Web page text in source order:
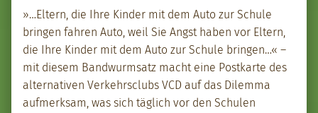
»…Eltern, die Ihre Kinder mit dem Auto zur Schule
brin­gen fahren Auto, weil Sie Angst haben vor Eltern,
die Ihre Kinder mit dem Auto zur Schule brin­gen…« –
mit diesem Band­wurm­satz macht eine Postkarte des
alter­na­tiv­en Verkehrsclubs VCD auf das Dilem­ma
aufmerk­sam, was sich täglich vor den Schulen